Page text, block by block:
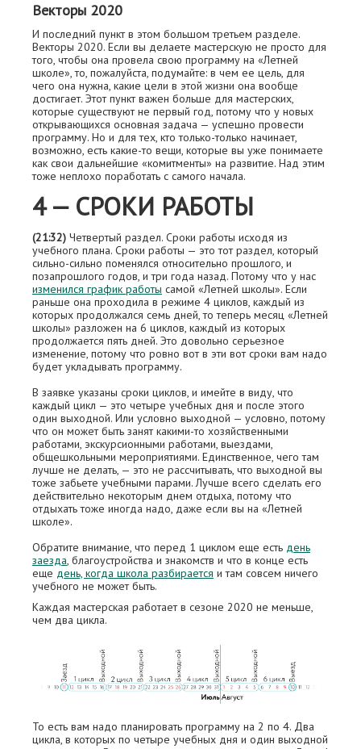
Векторы 2020
И последний пункт в этом большом третьем разделе.
Векторы 2020. Если вы делаете мастерскую не просто для
того, чтобы она провела свою программу на «Летней
школе», то, пожалуйста, подумайте: в чем еe цель, для
чего она нужна, какие цели в этой жизни она вообще
достигает. Этот пункт важен больше для мастерских,
которые существуют не первый год, потому что у новых
открывающихся основная задача — успешно провести
программу. Но и для тех, кто только-только начинает,
возможно, есть какие-то вещи, которые вы уже понимаете
как свои дальнейшие «комитменты» на развитие. Над этим
тоже неплохо поработать с самого начала.
4 — СРОКИ РАБОТЫ
(21:32) Четвeртый раздел. Сроки работы исходя из
учебного плана. Сроки работы — это тот раздел, который
сильно-сильно поменялся относительно прошлого, и
позапрошлого годов, и три года назад. Потому что у нас
изменился график работы самой «Летней школы». Если
раньше она проходила в режиме 4 циклов, каждый из
которых продолжался семь дней, то теперь месяц «Летней
школы» разложен на 6 циклов, каждый из которых
продолжается пять дней. Это довольно серьeзное
изменение, потому что ровно вот в эти вот сроки вам надо
будет укладывать программу.
В заявке указаны сроки циклов, и имейте в виду, что
каждый цикл — это четыре учебных дня и после этого
один выходной. Или условно выходной — условно, потому
что он может быть занят какими-то хозяйственными
работами, экскурсионными работами, выездами,
общешкольными мероприятиями. Единственное, чего там
лучше не делать, — это не рассчитывать, что выходной вы
тоже забьeте учебными парами. Лучше всего сделать его
действительно некоторым днем отдыха, потому что
отдыхать тоже иногда надо, даже если вы на «Летней
школе».
Обратите внимание, что перед 1 циклом ещe есть день
заезда, благоустройства и знакомств и что в конце есть
ещe день, когда школа разбирается и там совсем ничего
учебного не может быть.
Каждая мастерская работает в сезоне 2020 не меньше,
чем два цикла.
То есть вам надо планировать программу на 2 по 4. Два
цикла, в которых по четыре учебных дня и один выходной